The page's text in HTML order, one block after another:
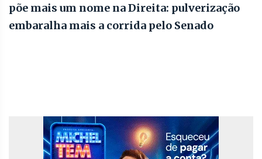
põe mais um nome na Direita: pulverização
embaralha mais a corrida pelo Senado